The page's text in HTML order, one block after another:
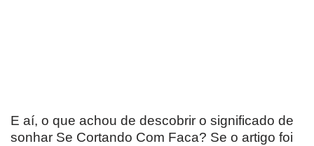
E aí, o que achou de descobrir o significado de
sonhar Se Cortando Com Faca? Se o artigo foi